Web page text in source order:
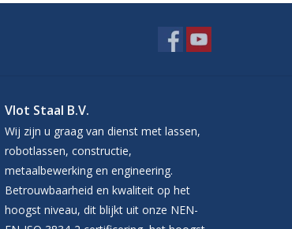
Vlot Staal B.V.
Wij zijn u graag van dienst met lassen,
robotlassen, constructie,
metaalbewerking en engineering.
Betrouwbaarheid en kwaliteit op het
hoogst niveau, dit blijkt uit onze NEN-